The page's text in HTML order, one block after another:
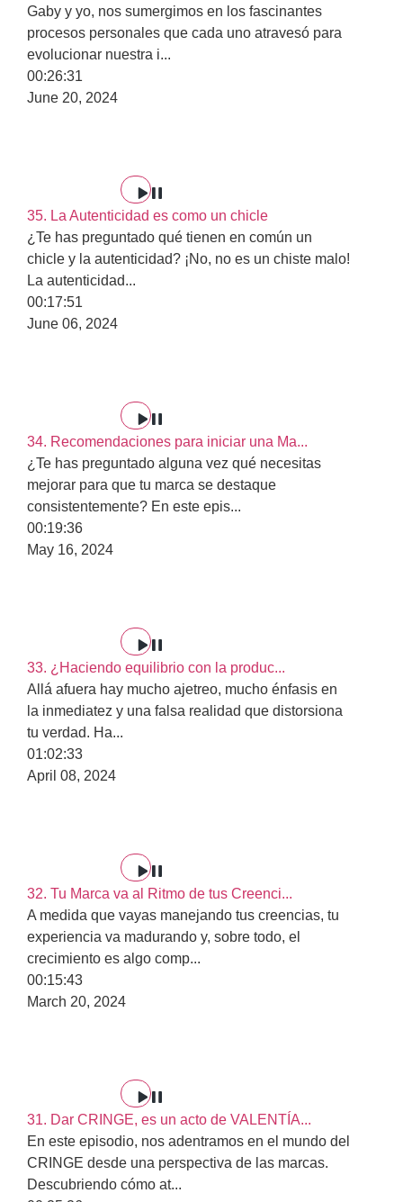
Gaby y yo, nos sumergimos en los fascinantes
procesos personales que cada uno atravesó para
evolucionar nuestra i...
00:26:31
June 20, 2024
35. La Autenticidad es como un chicle
¿Te has preguntado qué tienen en común un
chicle y la autenticidad? ¡No, no es un chiste malo!
La autenticidad...
00:17:51
June 06, 2024
34. Recomendaciones para iniciar una Ma...
¿Te has preguntado alguna vez qué necesitas
mejorar para que tu marca se destaque
consistentemente? En este epis...
00:19:36
May 16, 2024
33. ¿Haciendo equilibrio con la produc...
Allá afuera hay mucho ajetreo, mucho énfasis en
la inmediatez y una falsa realidad que distorsiona
tu verdad. Ha...
01:02:33
April 08, 2024
32. Tu Marca va al Ritmo de tus Creenci...
A medida que vayas manejando tus creencias, tu
experiencia va madurando y, sobre todo, el
crecimiento es algo comp...
00:15:43
March 20, 2024
31. Dar CRINGE, es un acto de VALENTÍA...
En este episodio, nos adentramos en el mundo del
CRINGE desde una perspectiva de las marcas.
Descubriendo cómo at...